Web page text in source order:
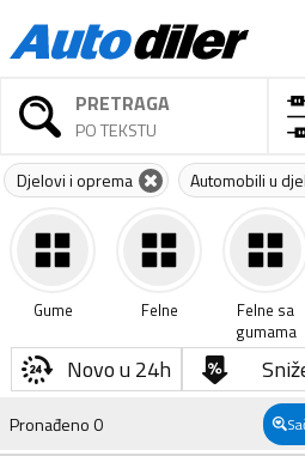
PRETRAGA
PO TEKSTU
Djelovi i oprema Automobili u
Gume Felne
Felne sa
gumama
Novo u 24h
Pronađeno0